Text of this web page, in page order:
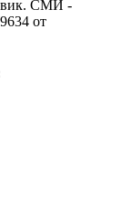
CМИ -
от